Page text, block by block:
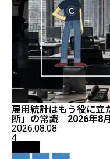
雇用統計はもう役に
断」の常識 2026年8
2026.08.08
4